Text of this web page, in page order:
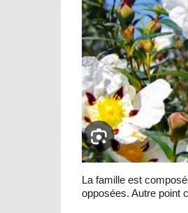
La famille est
opposées. Autre point